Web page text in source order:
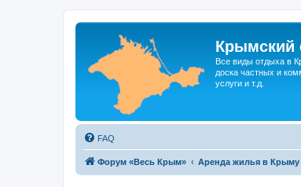
Крымский
Все виды отдыха в
доска частных и
услуги и т.д.
FAQ
Форум «Весь Крым» Аренда жилья в Крыму